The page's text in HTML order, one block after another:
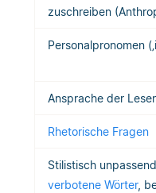
zuschreiben
Personalpronomen
Ansprache der
Rhetorische Fragen
Stilistisch
verbotene Wörter,